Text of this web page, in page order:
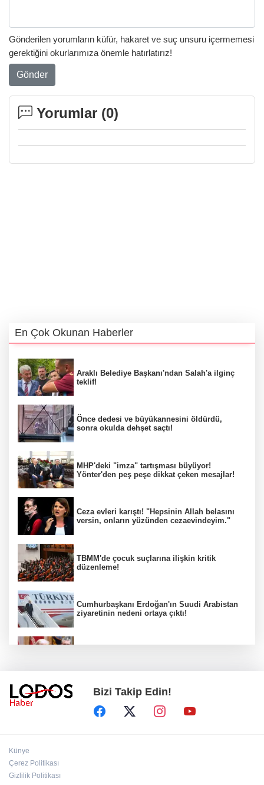
Gönderilen yorumların küfür, hakaret ve suç unsuru içermemesi
gerektiğini okurlarımıza önemle hatırlatırız!
Gönder
Yorumlar (0)
En Çok Okunan Haberler
Araklı Belediye Başkanı'ndan Salah'a ilginç
teklif!
Önce dedesi ve büyükannesini öldürdü,
sonra okulda dehşet saçtı!
MHP'deki "imza" tartışması büyüyor!
Yönter'den peş peşe dikkat çeken mesajlar!
Ceza evleri karıştı! "Hepsinin Allah belasını
versin, onların yüzünden cezaevindeyim."
TBMM'de çocuk suçlarına ilişkin kritik
düzenleme!
Cumhurbaşkanı Erdoğan'ın Suudi Arabistan
ziyaretinin nedeni ortaya çıktı!
Bizi Takip Edin!
Künye
Çerez Politikası
Gizlilik Politikası